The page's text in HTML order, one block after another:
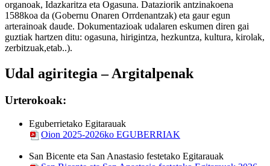
organoak, Idazkaritza eta Ogasuna. Dataziorik antzinakoena
1588koa da (Gobernu Onaren Orrdenantzak) eta gaur egun
arterainoak daude. Dokumentazioak udalaren eskumen diren gai
guztiak hartzen ditu: ogasuna, hirigintza, hezkuntza, kultura, kirolak,
zerbitzuak,etab..).
Udal agiritegia – Argitalpenak
Urterokoak:
Eguberrietako Egitarauak
Oion 2025-2026ko EGUBERRIAK
San Bicente eta San Anastasio festetako Egitarauak